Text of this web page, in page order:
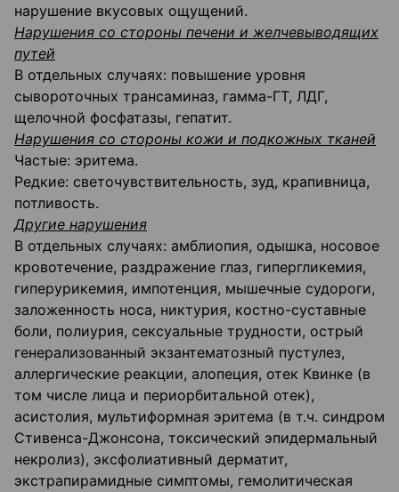
нарушение вкусовых ощущений.
Нарушения со стороны печени и желчевыводящих
путей
В отдельных случаях: повышение уровня
сывороточных трансаминаз, гамма-ГТ, ЛДГ,
щелочной фосфатазы, гепатит.
Нарушения со стороны кожи и подкожных тканей
Частые: эритема.
Редкие: светочувствительность, зуд, крапивница,
потливость.
Другие нарушения
В отдельных случаях: амблиопия, одышка, носовое
кровотечение, раздражение глаз, гипергликемия,
гиперурикемия, импотенция, мышечные судороги,
заложенность носа, никтурия, костно-суставные
боли, полиурия, сексуальные трудности, острый
генерализованный экзантематозный пустулез,
аллергические реакции, алопеция, отек Квинке (в
том числе лица и периорбитальной отек),
асистолия, мультиформная эритема (в т.ч. синдром
Стивенса-Джонсона, токсический эпидермальный
некролиз), эксфолиативный дерматит,
экстрапирамидные симптомы, гемолитическая